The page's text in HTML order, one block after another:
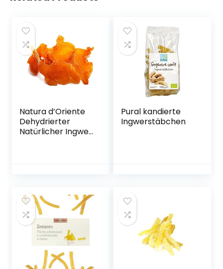
Natura d’Oriente
Dehydrierter
Natürlicher Ingwer
Pural kandierte
Ingwerstäbchen